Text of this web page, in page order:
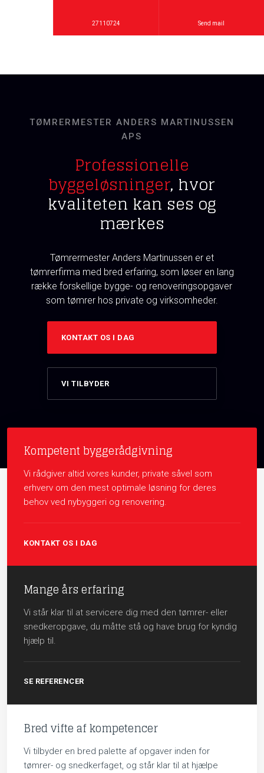
27110724 Send mail
TØMRERMESTER ANDERS MARTINUSSEN
APS
Professionelle
byggeløsninger, hvor
kvaliteten kan ses og
mærkes
​Tømrermester And​ers Martinussen er et
tømrerfirma med bred erfaring, som løser en lang
række forskellige bygge- og renoveringsopgaver
som tømrer hos private og virksomheder.
KONTAKT OS I DAG
VI TILBYDER
Kompetent byggerådgivning
Vi rådgiver altid vores kunder, private såvel som
erhverv om den mest optimale løsning for deres
behov ved nybyggeri og renovering.
KONTAKT OS I DAG
Mange års erfaring
Vi står klar til at servicere dig med den tømrer- eller
snedkeropgave, du måtte stå og have brug for kyndig
hjælp til.
SE REFERENCER
Bred vifte af kompetencer
Vi tilbyder en bred palette af opgaver inden for
tømrer- og snedkerfaget, og står klar til at hjælpe